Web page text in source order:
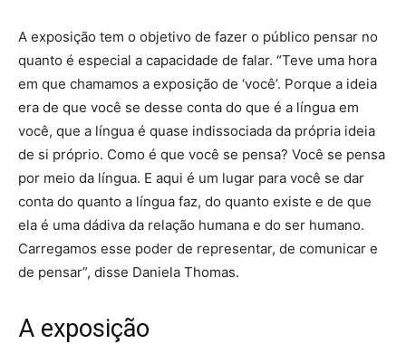
A exposição tem o objetivo de fazer o público pensar no
quanto é especial a capacidade de falar. “Teve uma hora
em que chamamos a exposição de ‘você’. Porque a ideia
era de que você se desse conta do que é a língua em
você, que a língua é quase indissociada da própria ideia
de si próprio. Como é que você se pensa? Você se pensa
por meio da língua. E aqui é um lugar para você se dar
conta do quanto a língua faz, do quanto existe e de que
ela é uma dádiva da relação humana e do ser humano.
Carregamos esse poder de representar, de comunicar e
de pensar”, disse Daniela Thomas.
A exposição